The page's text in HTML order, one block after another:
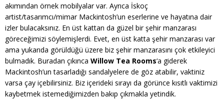
akımından örnek mobilyalar var. Ayrıca İskoç
artist/tasarımcı/mimar Mackintosh’un eserlerine ve hayatına dair
izler bulacaksınız. En üst kattan da güzel bir şehir manzarası
göreceğimizi söylemişlerdi. Evet, en üst katta şehir manzarası var
ama yukarıda görüldüğü üzere biz şehir manzarasını çok etkileyici
bulmadık. Buradan çıkınca Willow Tea Rooms‘a giderek
Mackintosh’un tasarladığı sandalyelere de göz atabilir, vaktiniz
varsa çay içebilirsiniz. Biz içerideki sırayı da görünce kısıtlı vaktimizi
kaybetmek istemediğimizden bakıp çıkmakla yetindik.